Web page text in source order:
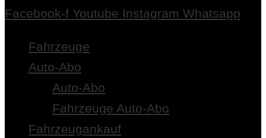
Facebook-f Youtube Instagram Whatsapp
Fahrzeuge
Auto-Abo
Auto-Abo
Fahrzeuge Auto-Abo
Fahrzeugankauf